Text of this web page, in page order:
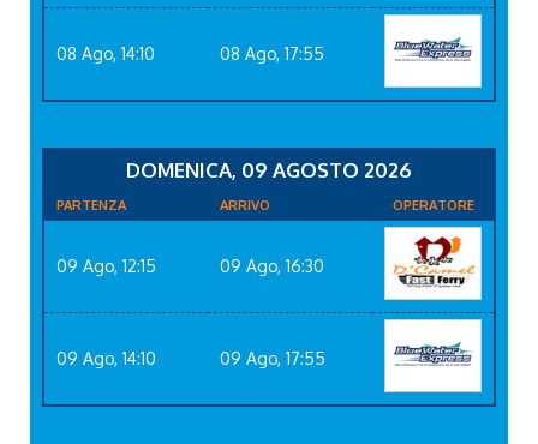
08 Ago, 14:10 08 Ago, 17:55
DOMENICA, 09 AGOSTO 2026
PARTENZA ARRIVO OPERATORE
09 Ago, 12:15 09 Ago, 16:30
09 Ago, 14:10 09 Ago, 17:55